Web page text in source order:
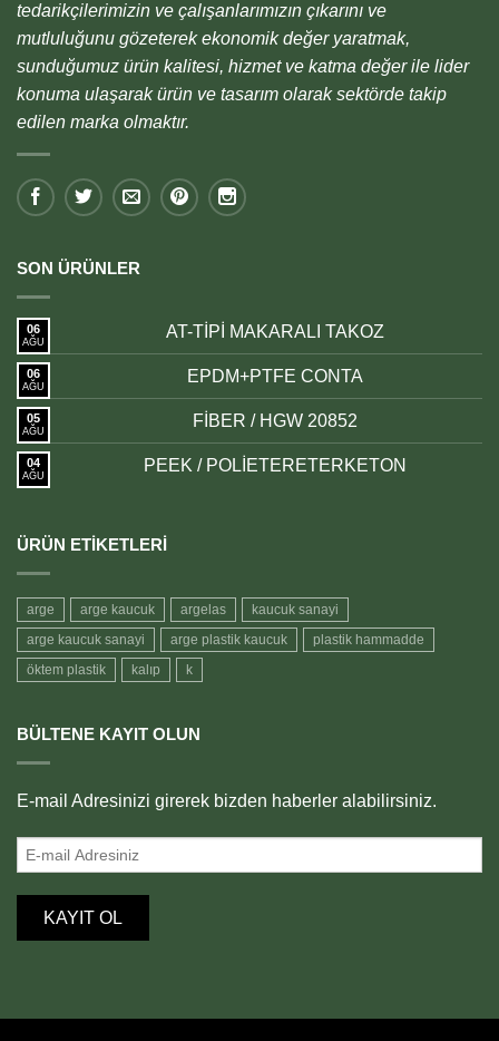
tedarikçilerimizin ve çalışanlarımızın çıkarını ve
mutluluğunu gözeterek ekonomik değer yaratmak,
sunduğumuz ürün kalitesi, hizmet ve katma değer ile lider
konuma ulaşarak ürün ve tasarım olarak sektörde takip
edilen marka olmaktır.
SON ÜRÜNLER
06
AĞU
AT-TİPİ MAKARALI TAKOZ
06
AĞU
EPDM+PTFE CONTA
05
AĞU
FİBER / HGW 20852
04
AĞU
PEEK / POLİETERETERKETON
ÜRÜN ETIKETLERI
arge arge kaucuk argelas
kaucuk sanayi
arge kaucuk sanayi
arge plastik kaucuk
plastik hammadde
öktem plastik
kalıp k
BÜLTENE KAYIT OLUN
E-mail Adresinizi girerek bizden haberler alabilirsiniz.